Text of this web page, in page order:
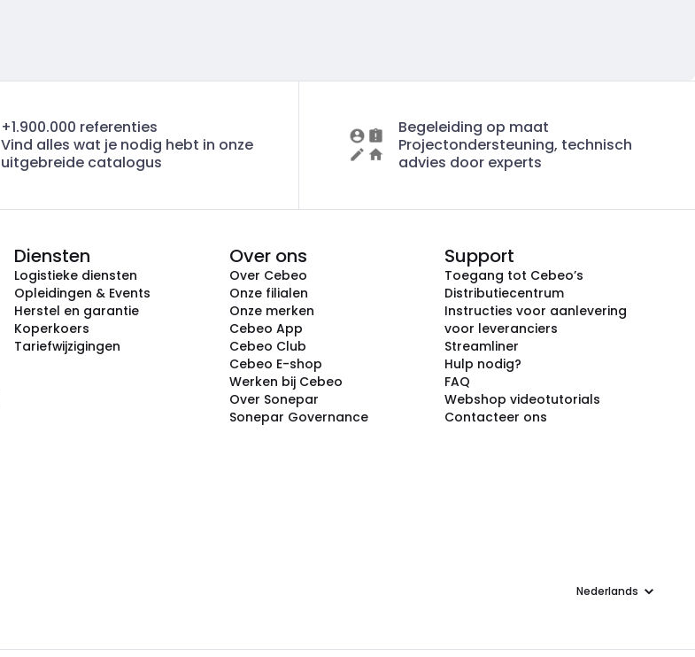
+1.900.000 referenties
Vind alles wat je nodig hebt in onze
uitgebreide catalogus
Begeleiding op maat
Projectondersteuning, technisch
advies door experts
Diensten
Logistieke diensten
Opleidingen & Events
Herstel en garantie
Koperkoers
Tariefwijzigingen
Over ons
Over Cebeo
Onze filialen
Onze merken
Cebeo App
Cebeo Club
Cebeo E-shop
Werken bij Cebeo
Over Sonepar
Sonepar Governance
Support
Toegang tot Cebeo’s
Distributiecentrum
Instructies voor aanlevering
voor leveranciers
Streamliner
Hulp nodig?
FAQ
Webshop videotutorials
Contacteer ons
Taal